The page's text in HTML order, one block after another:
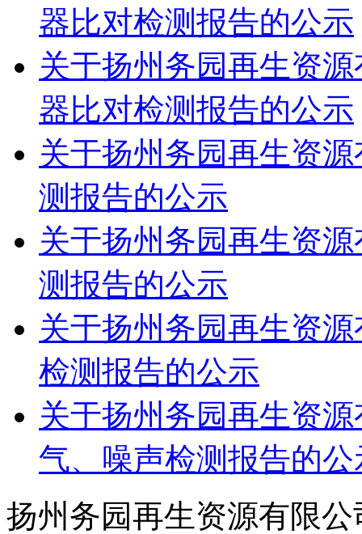
器比对检测报告的公示
关于扬州务园再生资
器比对检测报告的公示
关于扬州务园再生资
测报告的公示
关于扬州务园再生资
测报告的公示
关于扬州务园再生资
检测报告的公示
关于扬州务园再生资
气、噪声检测报告的公
扬州务园再生资源有限